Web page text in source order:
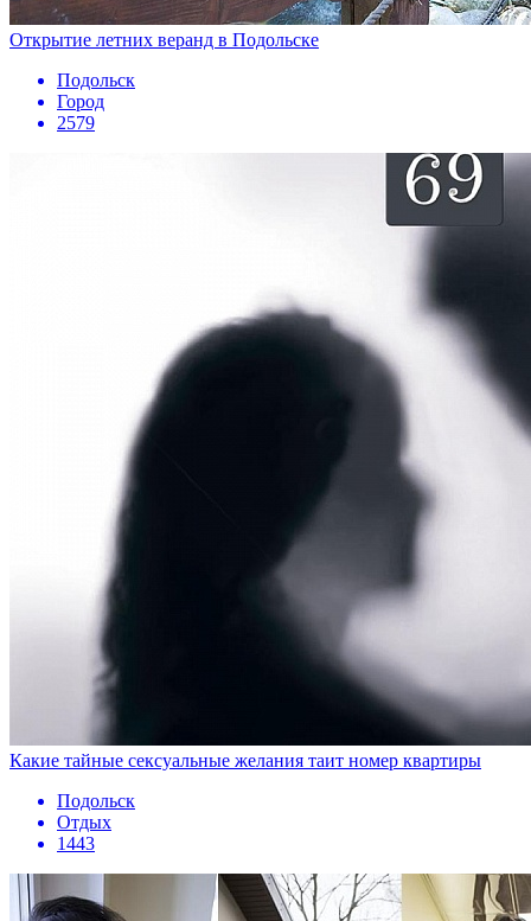
Открытие летних веранд в Подольске
Подольск
Город
2579
Какие тайные сексуальные желания таит номер квартиры
Подольск
Отдых
1443